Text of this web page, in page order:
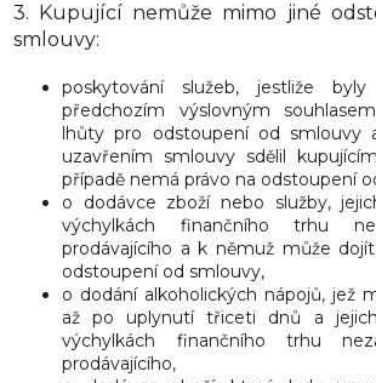
3. Kupující nemůže mimo jiné
smlouvy:
poskytování služeb, jestliže
předchozím výslovným
lhůty pro odstoupení od smlouvy
uzavřením smlouvy sdělil
případě nemá právo na odstoupení
o dodávce zboží nebo služby,
výchylkách finančního trhu
prodávajícího a k němuž může
odstoupení od smlouvy,
o dodání alkoholických nápojů, jež
až po uplynutí třiceti dnů a
výchylkách finančního trhu
prodávajícího,